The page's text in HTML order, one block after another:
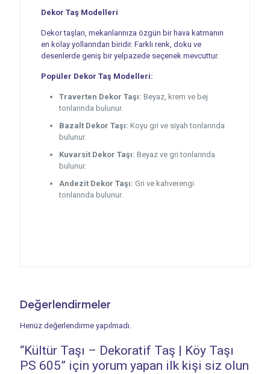
Dekor Taş Modelleri
Dekor taşları, mekanlarınıza özgün bir hava katmanın
en kolay yollarından biridir. Farklı renk, doku ve
desenlerde geniş bir yelpazede seçenek mevcuttur.
Popüler Dekor Taş Modelleri:
Traverten Dekor Taşı: Beyaz, krem ve bej
tonlarında bulunur.
Bazalt Dekor Taşı: Koyu gri ve siyah tonlarında
bulunur.
Kuvarsit Dekor Taşı: Beyaz ve gri tonlarında
bulunur.
Andezit Dekor Taşı: Gri ve kahverengi
tonlarında bulunur.
Değerlendirmeler
Henüz değerlendirme yapılmadı.
“Kültür Taşı – Dekoratif Taş | Köy Taşı
PS 605” için yorum yapan ilk kişi siz olun